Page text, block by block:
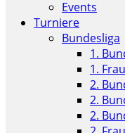
Events
Turniere
Bundesliga
1.
1.
2.
2.
2.